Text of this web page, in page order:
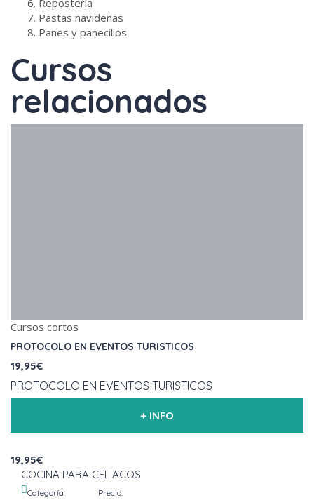
Repostería
Pastas navideñas
Panes y panecillos
Cursos
relacionados
Cursos cortos
PROTOCOLO EN EVENTOS TURISTICOS
19,95€
PROTOCOLO EN EVENTOS TURISTICOS
+ INFO
19,95€
COCINA PARA CELIACOS
Categoría:
Precio: